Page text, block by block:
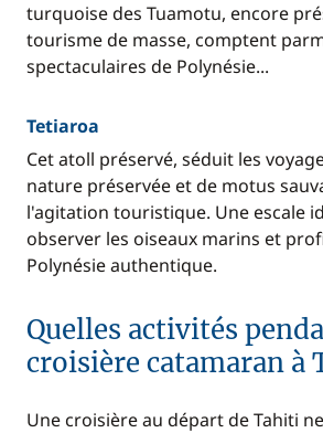
turquoise des Tuamotu, encore
tourisme de masse, comptent
spectaculaires de Polynésie...
Tetiaroa
Cet atoll préservé, séduit les
nature préservée et de motus
l'agitation touristique. Une escale
observer les oiseaux marins et
Polynésie authentique.
Quelles activités
croisière catamaran à
Une croisière au départ de Tahiti